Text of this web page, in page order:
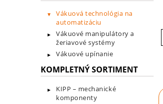
Vákuová technológia na
automatizáciu
Vákuové manipulátory a
žeriavové systémy
Vákuové upínanie
KOMPLETNÝ SORTIMENT
KIPP – mechanické
komponenty